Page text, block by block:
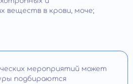
веществ в крови, моче;
мероприятий может
подбираются